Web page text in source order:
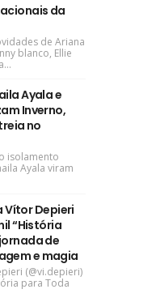
da
de Ariana
blanco, Ellie
Ayala e
Inverno,
no
isolamento
Ayala viram
Vítor Depieri
“História
de
e magia
(@vi.depieri)
para Toda